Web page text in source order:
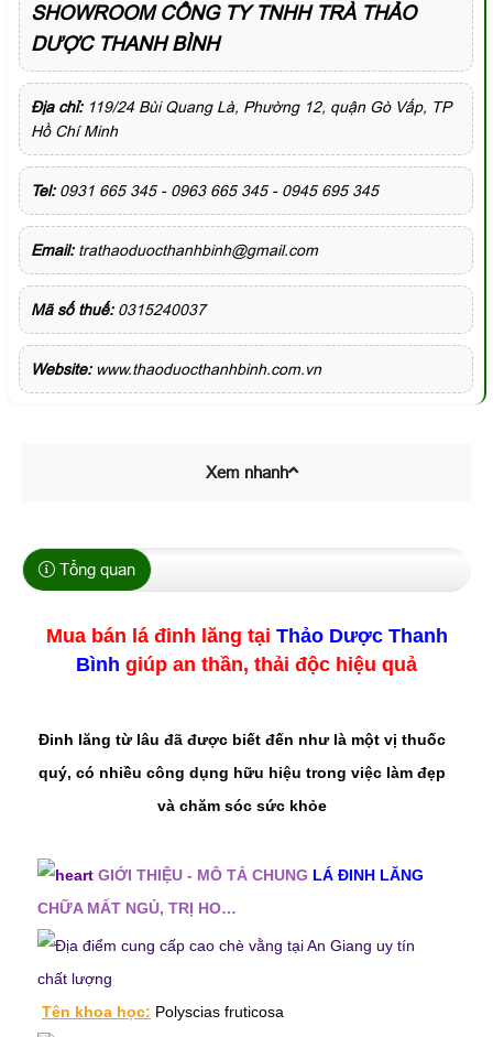
SHOWROOM CÔNG TY TNHH TRÀ THẢO
DƯỢC THANH BÌNH
Địa chỉ: 119/24 Bùi Quang Là, Phường 12, quận Gò Vấp, TP
Hồ Chí Minh
Tel:0931 665 345 - 0963 665 345 - 0945 695 345
Email:trathaoduocthanhbinh@gmail.com
Mã số thuế: 0315240037
Website:www.thaoduocthanhbinh.com.vn
Xem nhanh
Tổng quan
Mua bán lá đinh lăng tại Thảo Dược Thanh
Bình giúp an thần, thải độc hiệu quả
Đinh lăng từ lâu đã được biết đến như là một vị thuốc
quý, có nhiều công dụng hữu hiệu trong việc làm đẹp
và chăm sóc sức khỏe
GIỚI THIỆU - MÔ TẢ CHUNG LÁ ĐINH LĂNG
CHỮA MẤT NGỦ, TRỊ HO…
Tên khoa học: Polyscias fruticosa